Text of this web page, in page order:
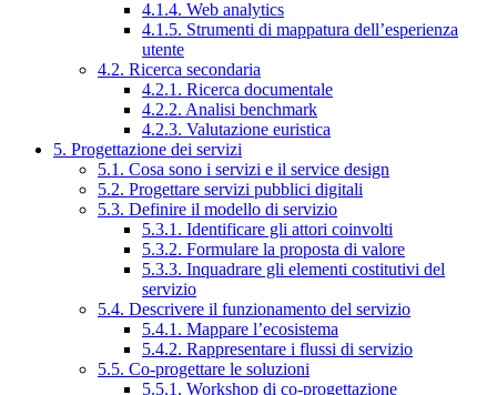
4.1.4. Web analytics
4.1.5. Strumenti di mappatura dell’esperienza
utente
4.2. Ricerca secondaria
4.2.1. Ricerca documentale
4.2.2. Analisi benchmark
4.2.3. Valutazione euristica
5. Progettazione dei servizi
5.1. Cosa sono i servizi e il service design
5.2. Progettare servizi pubblici digitali
5.3. Definire il modello di servizio
5.3.1. Identificare gli attori coinvolti
5.3.2. Formulare la proposta di valore
5.3.3. Inquadrare gli elementi costitutivi del
servizio
5.4. Descrivere il funzionamento del servizio
5.4.1. Mappare l’ecosistema
5.4.2. Rappresentare i flussi di servizio
5.5. Co-progettare le soluzioni
5.5.1. Workshop di co-progettazione